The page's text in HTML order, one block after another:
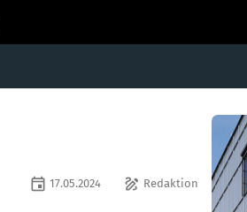
draw Redaktion
event 17.05.2024